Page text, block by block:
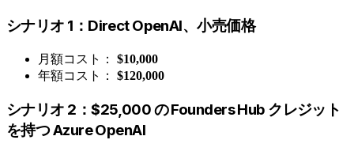
シナリオ 1：Direct OpenAI、小売価格
月額コスト： $10,000
年額コスト： $120,000
シナリオ 2：$25,000 の Founders Hub クレジット
を持つ Azure OpenAI